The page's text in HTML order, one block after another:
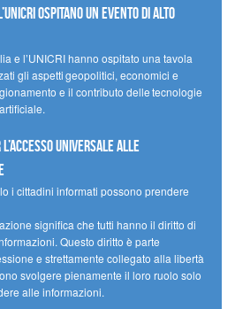
ospitano un evento di alto
e l’UNICRI hanno ospitato una tavola
gli aspetti geopolitici, economici e
e il contributo delle tecnologie
universale alle
i cittadini informati possono prendere
significa che tutti hanno il diritto di
Questo diritto è parte
e strettamente collegato alla libertà
svolgere pienamente il loro ruolo solo
alle informazioni.